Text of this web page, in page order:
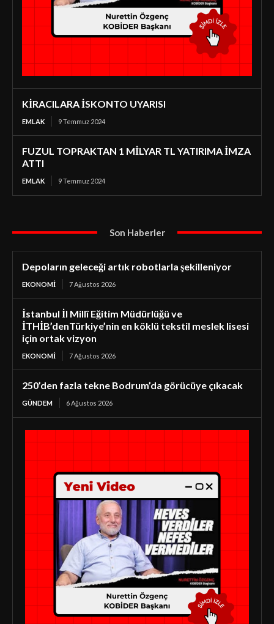
KİRACILARA İSKONTO UYARISI
EMLAK 9 Temmuz 2024
FUZUL TOPRAKTAN 1 MİLYAR TL YATIRIMA İMZA
ATTI
EMLAK 9 Temmuz 2024
Son Haberler
Depoların geleceği artık robotlarla şekilleniyor
EKONOMI 7 Ağustos 2026
İstanbul İl Millî Eğitim Müdürlüğü ve
İTHİB’denTürkiye’nin en köklü tekstil meslek lisesi
için ortak vizyon
EKONOMI 7 Ağustos 2026
250’den fazla tekne Bodrum’da görücüye çıkacak
GÜNDEM 6 Ağustos 2026